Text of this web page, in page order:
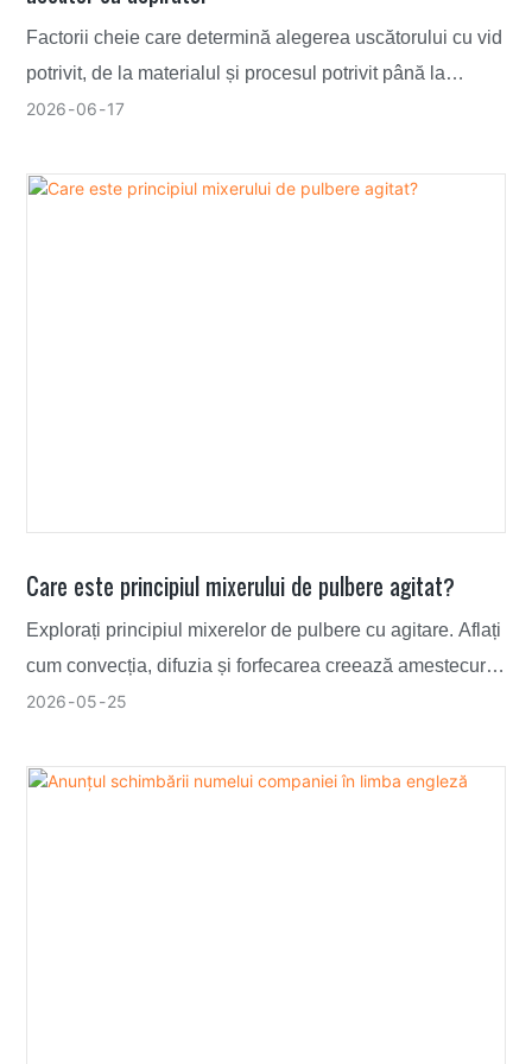
Factorii cheie care determină alegerea uscătorului cu vid
potrivit, de la materialul și procesul potrivit până la
calitatea construcției, costul de funcționare și
2026 06 17
Care este principiul mixerului de pulbere agitat?
Explorați principiul mixerelor de pulbere cu agitare. Aflați
cum convecția, difuzia și forfecarea creează amestecuri
uniforme în procesarea farmaceutică și chimică.
2026 05 25